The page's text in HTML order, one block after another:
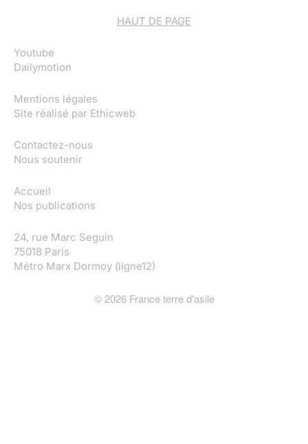
HAUT DE PAGE
Youtube
Dailymotion
Mentions légales
Site réalisé par Ethicweb
Contactez-nous
Nous soutenir
Accueil
Nos publications
24, rue Marc Seguin
75018 Paris
Métro Marx Dormoy (ligne12)
© 2026France terre d'asile